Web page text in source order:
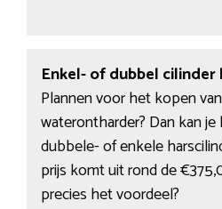
Enkel- of dubbel cilinder
Plannen voor het kopen
waterontharder? Dan kan
dubbele- of enkele
prijs komt uit rond de
precies het voordeel?